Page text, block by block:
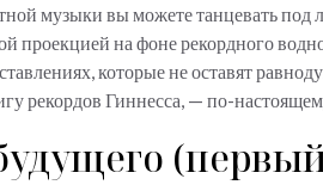
музыки вы можете танцевать под
проекцией на фоне рекордного
которые не оставят
рекордов Гиннесса, — по-